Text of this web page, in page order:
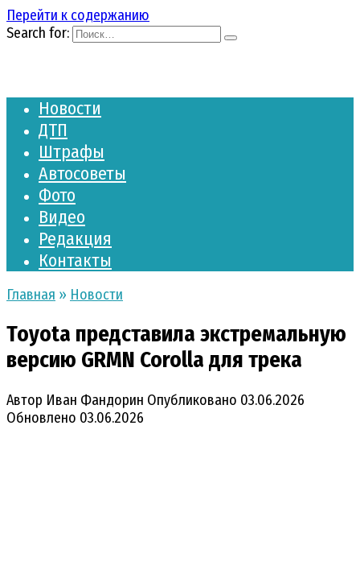
Перейти к содержанию
Search for:
Новости
ДТП
Штрафы
Автосоветы
Фото
Видео
Редакция
Контакты
Главная » Новости
Toyota представила экстремальную
версию GRMN Corolla для трека
Автор Иван Фандорин Опубликовано 03.06.2026
Обновлено 03.06.2026